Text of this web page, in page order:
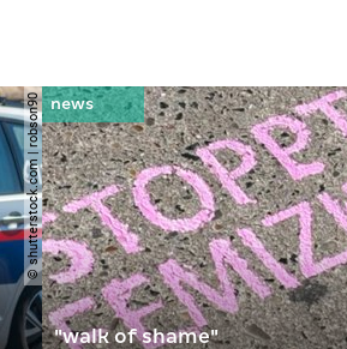
© shutterstock.com | robson90
"walk of shame"